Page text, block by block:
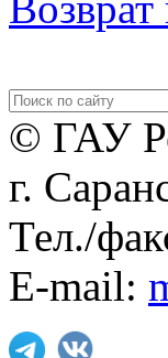
© ГАУ
г.
Тел./
E-mail: